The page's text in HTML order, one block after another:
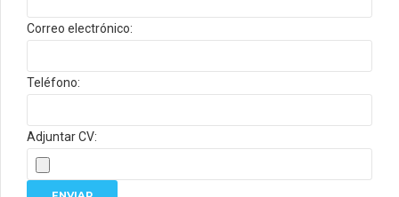
Correo electrónico:
Teléfono:
Adjuntar CV: